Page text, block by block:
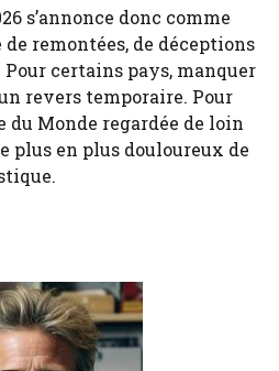
s’annonce donc comme
remontées, de déceptions
Pour certains pays, manquer
revers temporaire. Pour
du Monde regardée de loin
plus en plus douloureux de